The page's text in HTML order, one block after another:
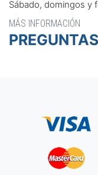
Sábado, domingos y
MÁS INFORMACIÓN